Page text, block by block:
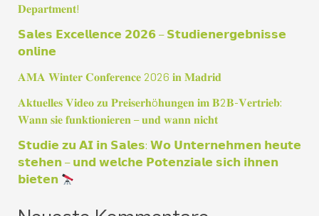
e
n
n
a
c
h
:
𝐃𝐞𝐩𝐚𝐫𝐭𝐦𝐞𝐧𝐭!
𝗦𝗮𝗹𝗲𝘀 𝗘𝘅𝗰𝗲𝗹𝗹𝗲𝗻𝗰𝗲 𝟮𝟬𝟮𝟲 – 𝗦𝘁𝘂𝗱𝗶𝗲𝗻𝗲𝗿𝗴𝗲𝗯𝗻𝗶𝘀𝘀𝗲
𝗼𝗻𝗹𝗶𝗻𝗲
𝐀𝐌𝐀 𝐖𝐢𝐧𝐭𝐞𝐫 𝐂𝐨𝐧𝐟𝐞𝐫𝐞𝐧𝐜𝐞 2026 𝐢𝐧 𝐌𝐚𝐝𝐫𝐢𝐝
𝐀𝐤𝐭𝐮𝐞𝐥𝐥𝐞𝐬 𝐕𝐢𝐝𝐞𝐨 𝐳𝐮 𝐏𝐫𝐞𝐢𝐬𝐞𝐫𝐡ö𝐡𝐮𝐧𝐠𝐞𝐧 𝐢𝐦 𝐁2𝐁-𝐕𝐞𝐫𝐭𝐫𝐢𝐞𝐛:
𝐖𝐚𝐧𝐧 𝐬𝐢𝐞 𝐟𝐮𝐧𝐤𝐭𝐢𝐨𝐧𝐢𝐞𝐫𝐞𝐧 – 𝐮𝐧𝐝 𝐰𝐚𝐧𝐧 𝐧𝐢𝐜𝐡𝐭
𝗦𝘁𝘂𝗱𝗶𝗲 𝘇𝘂 𝗔𝗜 𝗶𝗻 𝗦𝗮𝗹𝗲𝘀: 𝗪𝗼 𝗨𝗻𝘁𝗲𝗿𝗻𝗲𝗵𝗺𝗲𝗻 𝗵𝗲𝘂𝘁𝗲
𝘀𝘁𝗲𝗵𝗲𝗻 – 𝘂𝗻𝗱 𝘄𝗲𝗹𝗰𝗵𝗲 𝗣𝗼𝘁𝗲𝗻𝘇𝗶𝗮𝗹𝗲 𝘀𝗶𝗰𝗵 𝗶𝗵𝗻𝗲𝗻
𝗯𝗶𝗲𝘁𝗲𝗻